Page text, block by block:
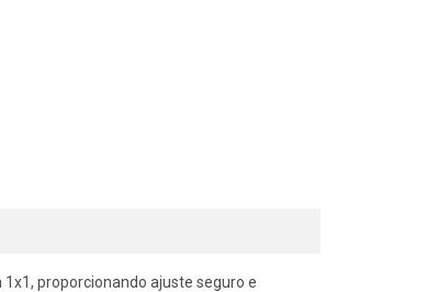
proporcionando ajuste seguro e